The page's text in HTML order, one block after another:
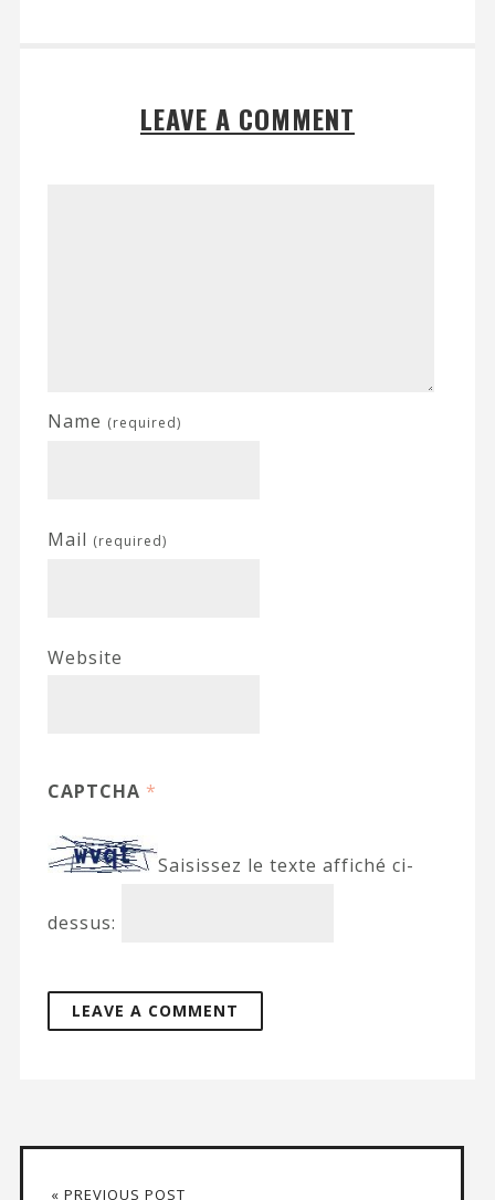
LEAVE A COMMENT
Name (required)
Mail (required)
Website
CAPTCHA *
Saisissez le texte affiché ci-
dessus:
« PREVIOUS POST